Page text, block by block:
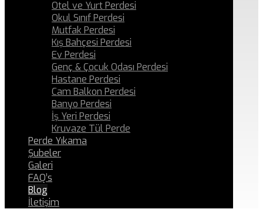
Otel ve Yurt Perdesi
Okul Sınıf Perdesi
Mutfak Perdesi
Kış Bahçesi Perdesi
Ev Perdesi
Genç & Çocuk Odası Perdesi
Hastane Perdesi
Cam Balkon Perdesi
Banyo Perdesi
İş Yeri Perdesi
Kruvaze Tül Perde
Perde Yıkama
Şubeler
Galeri
FAQ’s
Blog
İletişim